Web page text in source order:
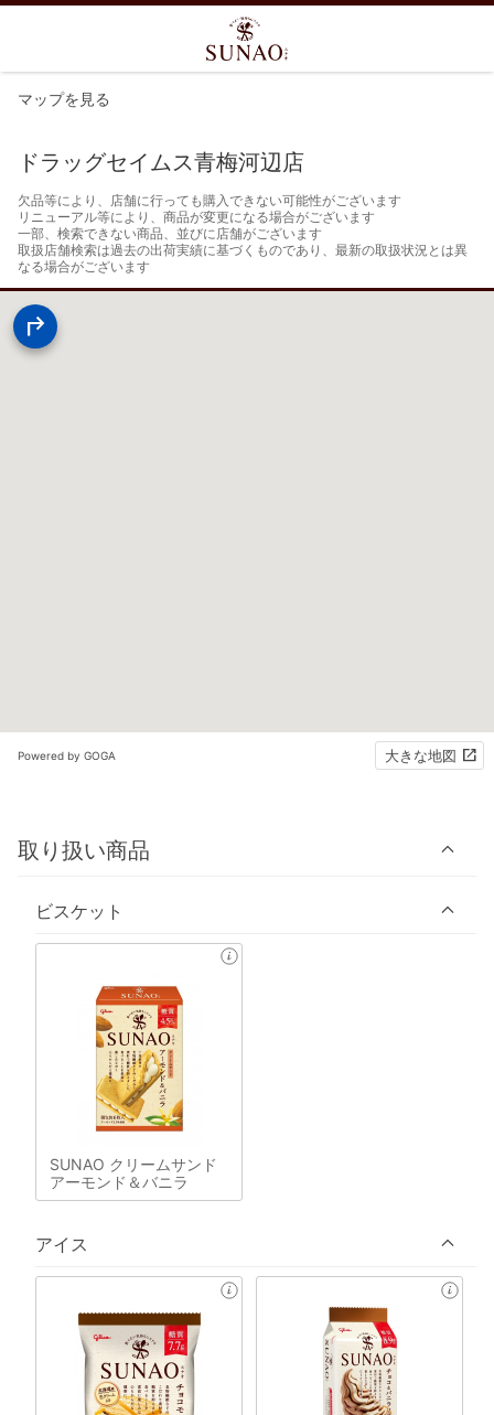
マップを見る
ドラッグセイムス青梅河辺店
欠品等により、店舗に行っても購入できない可能性がございます
リニューアル等により、商品が変更になる場合がございます
一部、検索できない商品、並びに店舗がございます
取扱店舗検索は過去の出荷実績に基づくものであり、最新の取扱状況とは異
なる場合がございます
Powered by GOGA 大きな地図
取り扱い商品
ビスケット
SUNAO クリームサンド
アーモンド＆バニラ
アイス